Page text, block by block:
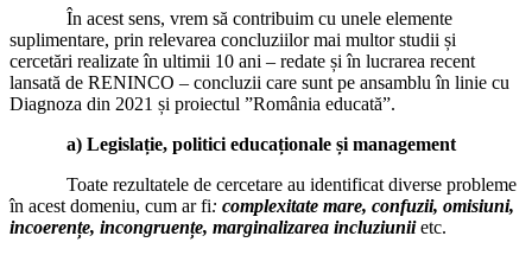
În acest sens, vrem să contribuim cu unele elemente
suplimentare, prin relevarea concluziilor mai multor studii și
cercetări realizate în ultimii 10 ani – redate și în lucrarea recent
lansată de RENINCO – concluzii care sunt pe ansamblu în linie cu
Diagnoza din 2021 și proiectul ”România educată”.
a) Legislație, politici educaționale și management
Toate rezultatele de cercetare au identificat diverse probleme
în acest domeniu, cum ar fi: complexitate mare, confuzii, omisiuni,
incoerențe, incongruențe, marginalizarea incluziuniietc.